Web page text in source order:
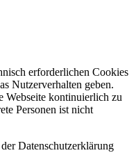
erforderlichen Cookies
Nutzerverhalten geben.
Webseite kontinuierlich zu
Personen ist nicht
Datenschutzerklärung